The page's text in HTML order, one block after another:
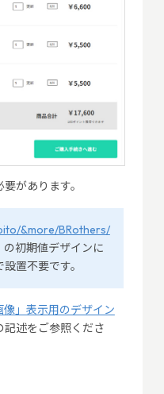
があります。
&more/BRothers/
の初期値デザインに
置不要です。
」表示用のデザイン
記述をご参照くださ